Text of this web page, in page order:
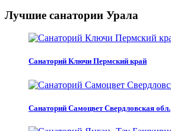
Лучшие санатории Урала
Санаторий Ключи Пермский край
Санаторий Самоцвет Свердловская обл.